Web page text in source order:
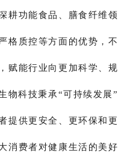
耕功能食品、膳食纤维领
格质控等方面的优势，不
赋能行业向更加科学、规
物科技秉承“可持续发展”
提供更安全、更环保和更
消费者对健康生活的美好